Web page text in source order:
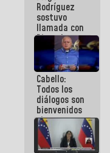
Rodríguez
sostuvo
llamada con
Dinorah
Figuera y
acuerdan
primer
encuentro
presencial
para el
diálogo
Cabello:
Todos los
diálogos son
bienvenidos
siempre que
estén en el
marco de la